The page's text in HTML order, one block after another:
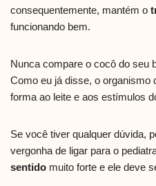
consequentemente, mantém o
funcionando bem.
Nunca compare o cocô do seu
Como eu já disse, o organismo
forma ao leite e aos estímulos
Se você tiver qualquer dúvida,
vergonha de ligar para o
sentido muito forte e ele deve